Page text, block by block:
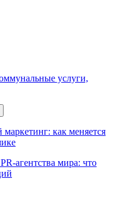
услуги,
как меняется
агентства мира: что